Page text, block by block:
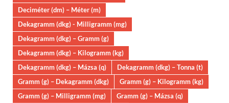
Deciméter (dm) – Méter (m)
Dekagramm (dkg) - Milligramm (mg)
Dekagramm (dkg) – Gramm (g)
Dekagramm (dkg) – Kilogramm (kg)
Dekagramm (dkg) – Mázsa (q)
Dekagramm (dkg) – Tonna (t)
Gramm (g) – Dekagramm (dkg)
Gramm (g) – Kilogramm (kg)
Gramm (g) – Milligramm (mg)
Gramm (g) – Mázsa (q)